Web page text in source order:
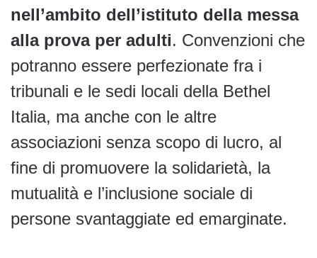
nell’ambito dell’istituto della messa
alla prova per adulti. Convenzioni che
potranno essere perfezionate fra i
tribunali e le sedi locali della Bethel
Italia, ma anche con le altre
associazioni senza scopo di lucro, al
fine di promuovere la solidarietà, la
mutualità e l’inclusione sociale di
persone svantaggiate ed emarginate.